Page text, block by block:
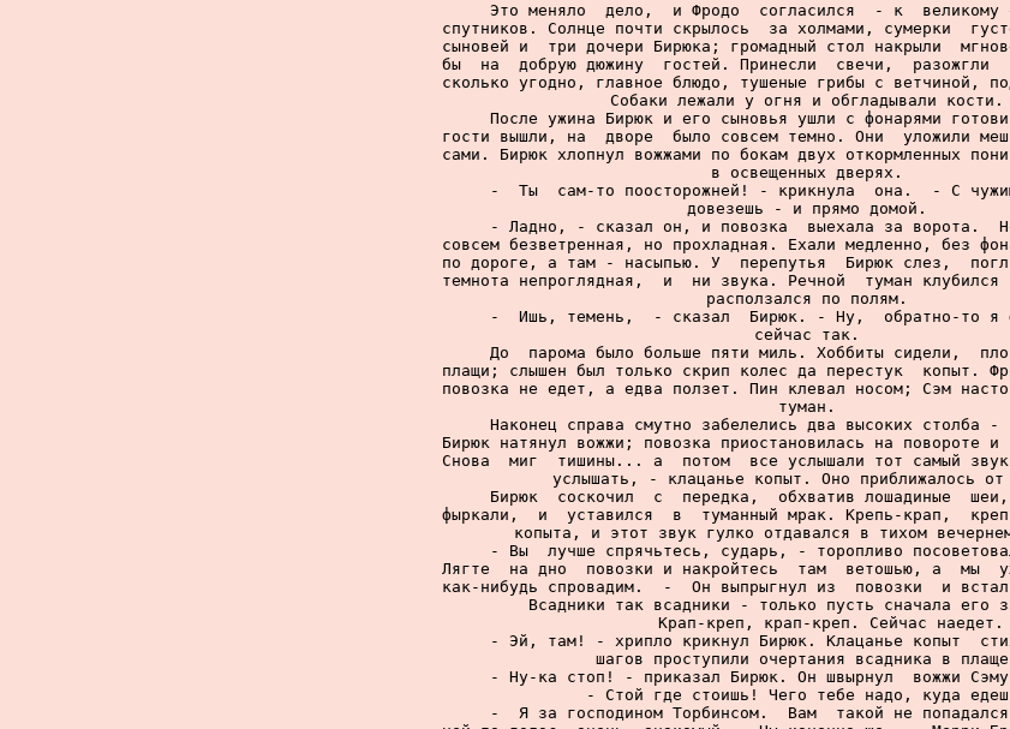
Это меняло  дело,  и Фродо  согласился  - к  великому
спутников. Солнце почти скрылось  за холмами, сумерки
сыновей и  три дочери Бирюка; громадный стол накрыли
бы  на  добрую дюжину  гостей. Принесли  свечи,  разожгли
сколько угодно, главное блюдо, тушеные грибы с ветчиной,
Собаки лежали у огня и обгладывали кости.
После ужина Бирюк и его сыновья ушли с фонарями
гости вышли, на  дворе  было совсем темно. Они  уложили
сами. Бирюк хлопнул вожжами по бокам двух откормленных
в освещенных дверях.
-  Ты  сам-то поосторожней! - крикнула  она.  - С
довезешь - и прямо домой.
- Ладно, - сказал он, и повозка  выехала за ворота.
совсем безветренная, но прохладная. Ехали медленно, без
по дороге, а там - насыпью. У  перепутья  Бирюк слез,
темнота непроглядная,  и  ни звука. Речной  туман
расползался по полям.
-  Ишь, темень,  - сказал  Бирюк. - Ну,  обратно-то я
сейчас так.
До  парома было больше пяти миль. Хоббиты сидели,
плащи; слышен был только скрип колес да перестук  копыт.
повозка не едет, а едва ползет. Пин клевал носом; Сэм
туман.
Наконец справа смутно забелелись два высоких столба -
Бирюк натянул вожжи; повозка приостановилась на повороте и
Снова  миг  тишины... а  потом  все услышали тот самый
услышать, - клацанье копыт. Оно приближалось от
Бирюк  соскочил  с  передка,  обхватив лошадиные
фыркали,  и  уставился  в  туманный мрак. Крепь-крап,
копыта, и этот звук гулко отдавался в тихом
- Вы  лучше спрячьтесь, сударь, - торопливо
Лягте  на дно  повозки и накройтесь  там  ветошью, а  мы
как-нибудь спровадим.  -  Он выпрыгнул из  повозки  и
Всадники так всадники - только пусть сначала его
     Крап-креп, крап-креп. Сейчас наедет.
- Эй, там! - хрипло крикнул Бирюк. Клацанье копыт
шагов проступили очертания всадника в
- Ну-ка стоп! - приказал Бирюк. Он швырнул  вожжи
- Стой где стоишь! Чего тебе надо, куда
-  Я за господином Торбинсом.  Вам  такой не